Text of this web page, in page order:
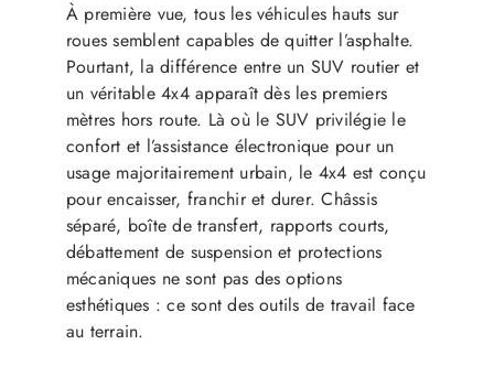
À première vue, tous les véhicules hauts sur
roues semblent capables de quitter l’asphalte.
Pourtant, la différence entre un SUV routier et
un véritable 4x4 apparaît dès les premiers
mètres hors route. Là où le SUV privilégie le
confort et l’assistance électronique pour un
usage majoritairement urbain, le 4x4 est conçu
pour encaisser, franchir et durer. Châssis
séparé, boîte de transfert, rapports courts,
débattement de suspension et protections
mécaniques ne sont pas des options
esthétiques : ce sont des outils de travail face
au terrain.